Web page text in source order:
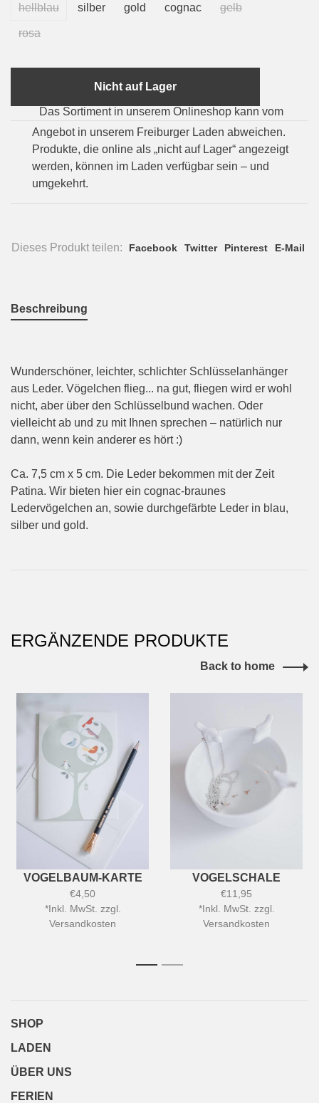
hellblau silber gold cognac gelb
rosa
Nicht auf Lager
Das Sortiment in unserem Onlineshop kann vom
Angebot in unserem Freiburger Laden abweichen.
Produkte, die online als „nicht auf Lager“ angezeigt
werden, können im Laden verfügbar sein – und
umgekehrt.
Dieses Produkt teilen: Facebook Twitter Pinterest E-Mail
Beschreibung
Wunderschöner, leichter, schlichter Schlüsselanhänger
aus Leder. Vögelchen flieg... na gut, fliegen wird er wohl
nicht, aber über den Schlüsselbund wachen. Oder
vielleicht ab und zu mit Ihnen sprechen – natürlich nur
dann, wenn kein anderer es hört :)
Ca. 7,5 cm x 5 cm. Die Leder bekommen mit der Zeit
Patina. Wir bieten hier ein cognac-braunes
Ledervögelchen an, sowie durchgefärbte Leder in blau,
silber und gold.
ERGÄNZENDE PRODUKTE
Back to home
VOGELBAUM-KARTE
€4,50
*Inkl. MwSt. zzgl.
Versandkosten
VOGELSCHALE
€11,95
*Inkl. MwSt. zzgl.
Versandkosten
1 2
SHOP
LADEN
ÜBER UNS
FERIEN